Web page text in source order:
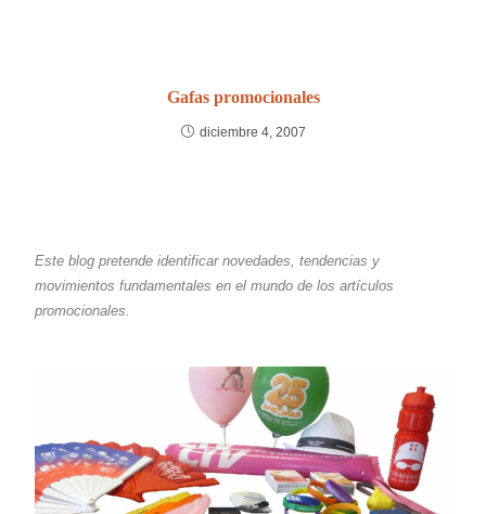
Gafas promocionales
diciembre 4, 2007
Este blog pretende identificar novedades, tendencias y
movimientos fundamentales en el mundo de los artículos
promocionales.